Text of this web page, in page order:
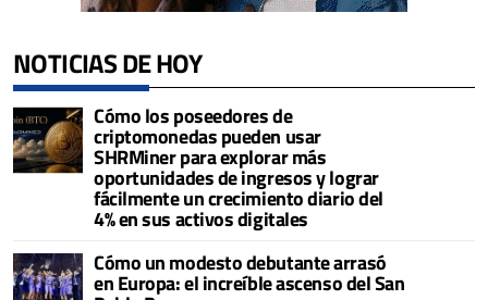
NOTICIAS DE HOY
Cómo los poseedores de
criptomonedas pueden usar
SHRMiner para explorar más
oportunidades de ingresos y lograr
fácilmente un crecimiento diario del
4% en sus activos digitales
Cómo un modesto debutante arrasó
en Europa: el increíble ascenso del San